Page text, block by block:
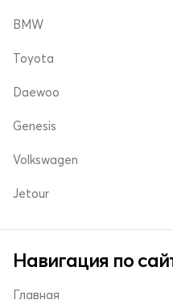
BMW
Toyota
Daewoo
Genesis
Volkswagen
Jetour
Навигация по
Главная